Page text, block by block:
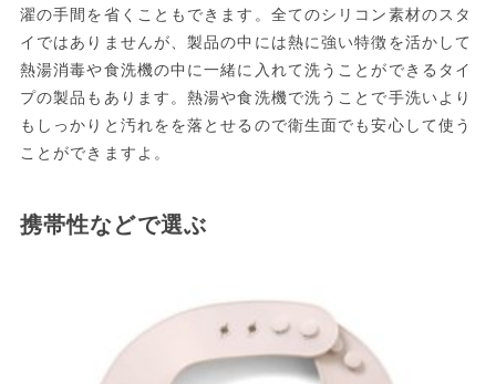
濯の手間を省くこともできます。全てのシリコン素材のスタ
イではありませんが、製品の中には熱に強い特徴を活かして
熱湯消毒や食洗機の中に一緒に入れて洗うことができるタイ
プの製品もあります。熱湯や食洗機で洗うことで手洗いより
もしっかりと汚れをを落とせるので衛生面でも安心して使う
ことができますよ。
携帯性などで選ぶ